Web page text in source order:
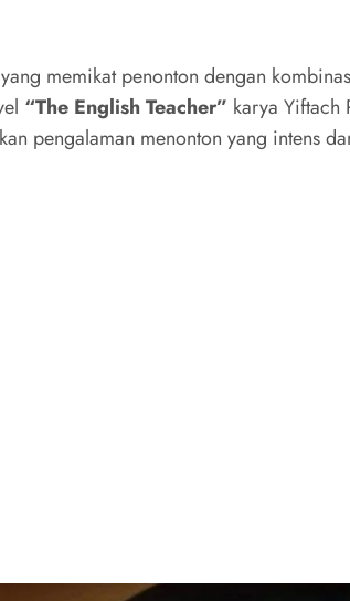
memikat penonton dengan
“The English Teacher” karya Yiftach
pengalaman menonton yang intens